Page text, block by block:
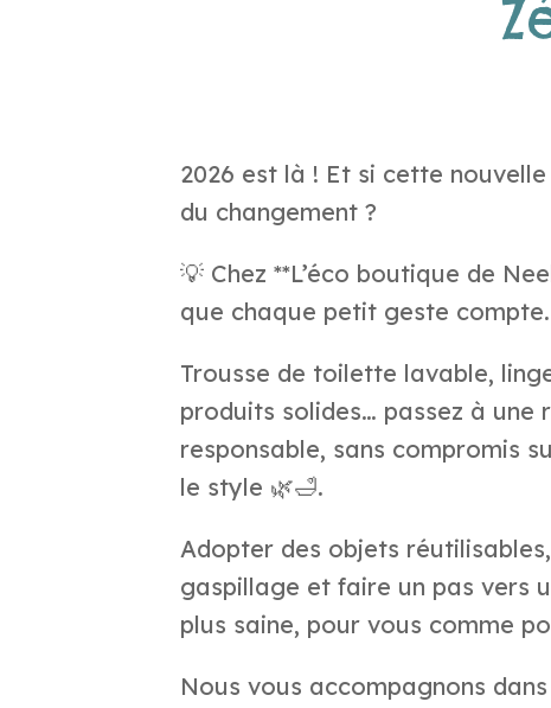
2026 est là ! Et si cette
du changement ?
💡 Chez **L’éco boutique de
que chaque petit geste compte.
Trousse de toilette lavable,
produits solides… passez à une
responsable, sans compromis
le style 🌿🛁.
Adopter des objets
gaspillage et faire un pas vers
plus saine, pour vous comme
Nous vous accompagnons